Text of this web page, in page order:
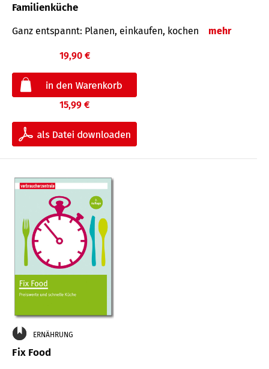
Familienküche
Ganz entspannt: Planen, einkaufen, kochen mehr
19,90 €
15,99 €
ERNÄHRUNG
Fix Food